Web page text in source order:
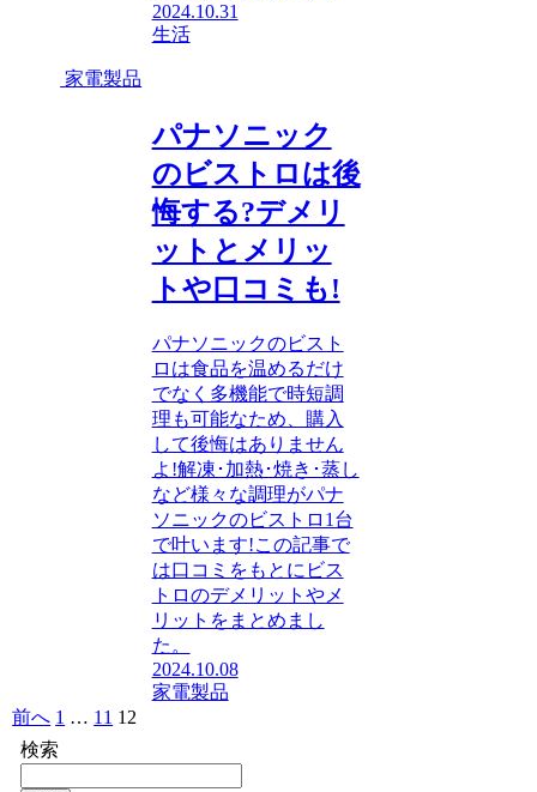
2024.10.31
生活
家電製品
パナソニック
のビストロは後
悔する?デメリ
ットとメリッ
トや口コミも!
パナソニックのビスト
ロは食品を温めるだけ
でなく多機能で時短調
理も可能なため、購入
して後悔はありません
よ!解凍･加熱･焼き･蒸し
など様々な調理がパナ
ソニックのビストロ1台
で叶います!この記事で
は口コミをもとにビス
トロのデメリットやメ
リットをまとめまし
た。
2024.10.08
家電製品
前へ 1 … 11 12
検索